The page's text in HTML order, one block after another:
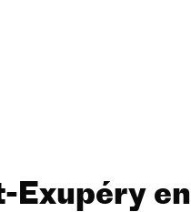
Exupéry en